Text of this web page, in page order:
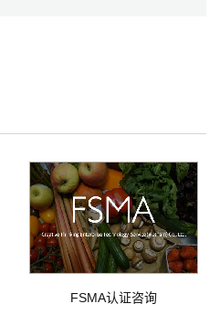
FSMA认证咨询